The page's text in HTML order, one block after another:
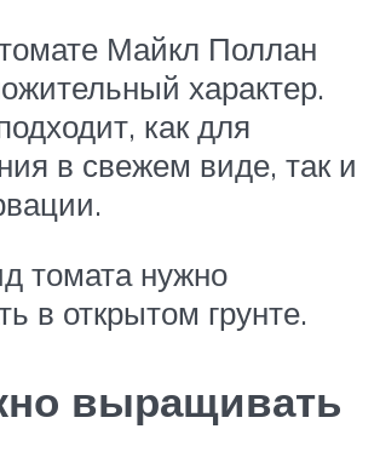
Майкл Поллан
характер.
как для
в свежем виде, так и
томата нужно
в открытом грунте.
выращивать